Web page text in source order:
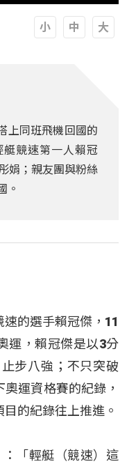
上同班飛機回國的
競速第一人賴冠
娟；親友團與粉絲
。
的選手賴冠傑，11
運，賴冠傑是以3分
步八強；不只突破
運資格賽的紀錄，
的紀錄往上推進。
「輕艇（競速）這